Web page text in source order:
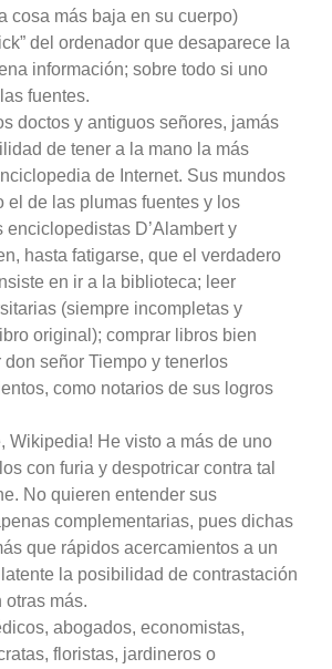
cosa más baja en su cuerpo)
del ordenador que desaparece la
información; sobre todo si uno
fuentes.
doctos y antiguos señores, jamás
de tener a la mano la más
de Internet. Sus mundos
el de las plumas fuentes y los
enciclopedistas D’Alambert y
hasta fatigarse, que el verdadero
en ir a la biblioteca; leer
(siempre incompletas y
original); comprar libros bien
don señor Tiempo y tenerlos
como notarios de sus logros
Wikipedia! He visto a más de uno
con furia y despotricar contra tal
No quieren entender sus
complementarias, pues dichas
que rápidos acercamientos a un
la posibilidad de contrastación
más.
abogados, economistas,
floristas, jardineros o